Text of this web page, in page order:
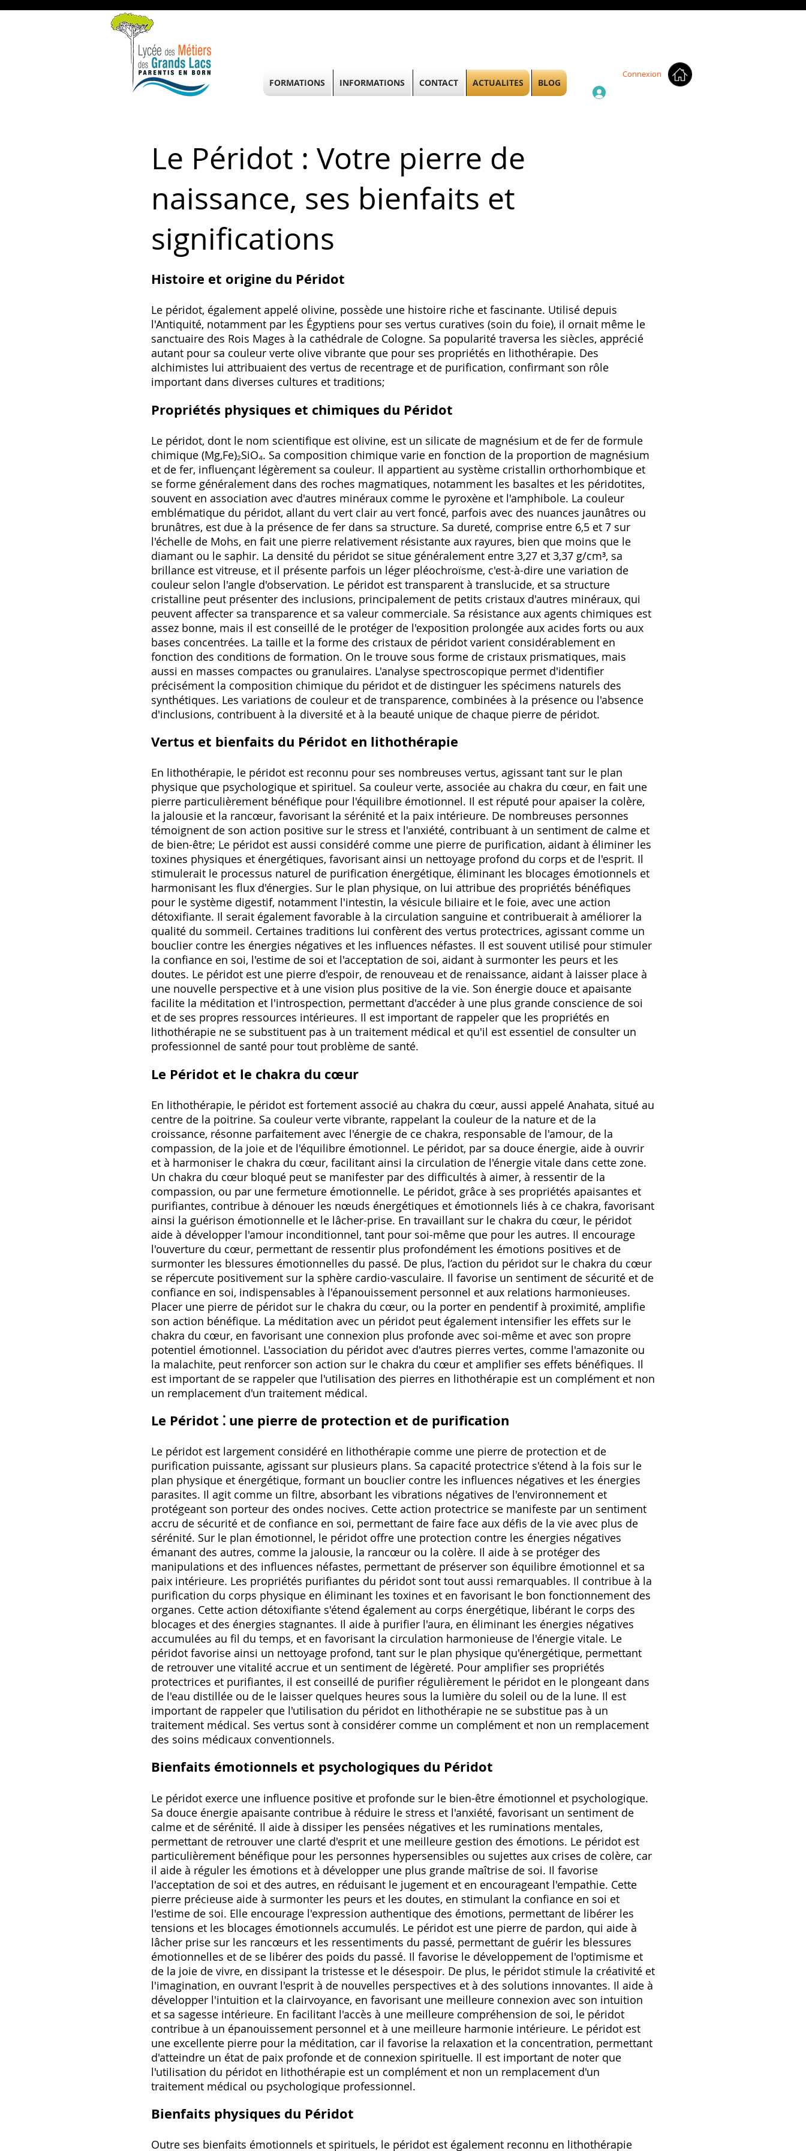
Connexion
Le Péridot : Votre pierre de
naissance, ses bienfaits et
significations
Histoire et origine du Péridot
Le péridot, également appelé olivine, possède une histoire riche et fascinante. Utilisé depuis
l'Antiquité, notamment par les Égyptiens pour ses vertus curatives (soin du foie), il ornait même le
sanctuaire des Rois Mages à la cathédrale de Cologne. Sa popularité traversa les siècles, apprécié
autant pour sa couleur verte olive vibrante que pour ses propriétés en lithothérapie. Des
alchimistes lui attribuaient des vertus de recentrage et de purification, confirmant son rôle
important dans diverses cultures et traditions;
Propriétés physiques et chimiques du Péridot
Le péridot, dont le nom scientifique est olivine, est un silicate de magnésium et de fer de formule
chimique (Mg,Fe)₂SiO₄. Sa composition chimique varie en fonction de la proportion de magnésium
et de fer, influençant légèrement sa couleur. Il appartient au système cristallin orthorhombique et
se forme généralement dans des roches magmatiques, notamment les basaltes et les péridotites,
souvent en association avec d'autres minéraux comme le pyroxène et l'amphibole. La couleur
emblématique du péridot, allant du vert clair au vert foncé, parfois avec des nuances jaunâtres ou
brunâtres, est due à la présence de fer dans sa structure. Sa dureté, comprise entre 6,5 et 7 sur
l'échelle de Mohs, en fait une pierre relativement résistante aux rayures, bien que moins que le
diamant ou le saphir. La densité du péridot se situe généralement entre 3,27 et 3,37 g/cm³, sa
brillance est vitreuse, et il présente parfois un léger pléochroïsme, c'est-à-dire une variation de
couleur selon l'angle d'observation. Le péridot est transparent à translucide, et sa structure
cristalline peut présenter des inclusions, principalement de petits cristaux d'autres minéraux, qui
peuvent affecter sa transparence et sa valeur commerciale. Sa résistance aux agents chimiques est
assez bonne, mais il est conseillé de le protéger de l'exposition prolongée aux acides forts ou aux
bases concentrées. La taille et la forme des cristaux de péridot varient considérablement en
fonction des conditions de formation. On le trouve sous forme de cristaux prismatiques, mais
aussi en masses compactes ou granulaires. L'analyse spectroscopique permet d'identifier
précisément la composition chimique du péridot et de distinguer les spécimens naturels des
synthétiques. Les variations de couleur et de transparence, combinées à la présence ou l'absence
d'inclusions, contribuent à la diversité et à la beauté unique de chaque pierre de péridot.
Vertus et bienfaits du Péridot en lithothérapie
En lithothérapie, le péridot est reconnu pour ses nombreuses vertus, agissant tant sur le plan
physique que psychologique et spirituel. Sa couleur verte, associée au chakra du cœur, en fait une
pierre particulièrement bénéfique pour l'équilibre émotionnel. Il est réputé pour apaiser la colère,
la jalousie et la rancœur, favorisant la sérénité et la paix intérieure. De nombreuses personnes
témoignent de son action positive sur le stress et l'anxiété, contribuant à un sentiment de calme et
de bien-être; Le péridot est aussi considéré comme une pierre de purification, aidant à éliminer les
toxines physiques et énergétiques, favorisant ainsi un nettoyage profond du corps et de l'esprit. Il
stimulerait le processus naturel de purification énergétique, éliminant les blocages émotionnels et
harmonisant les flux d'énergies. Sur le plan physique, on lui attribue des propriétés bénéfiques
pour le système digestif, notamment l'intestin, la vésicule biliaire et le foie, avec une action
détoxifiante. Il serait également favorable à la circulation sanguine et contribuerait à améliorer la
qualité du sommeil. Certaines traditions lui confèrent des vertus protectrices, agissant comme un
bouclier contre les énergies négatives et les influences néfastes. Il est souvent utilisé pour stimuler
la confiance en soi, l'estime de soi et l'acceptation de soi, aidant à surmonter les peurs et les
doutes. Le péridot est une pierre d'espoir, de renouveau et de renaissance, aidant à laisser place à
une nouvelle perspective et à une vision plus positive de la vie. Son énergie douce et apaisante
facilite la méditation et l'introspection, permettant d'accéder à une plus grande conscience de soi
et de ses propres ressources intérieures. Il est important de rappeler que les propriétés en
lithothérapie ne se substituent pas à un traitement médical et qu'il est essentiel de consulter un
professionnel de santé pour tout problème de santé.
Le Péridot et le chakra du cœur
En lithothérapie, le péridot est fortement associé au chakra du cœur, aussi appelé Anahata, situé au
centre de la poitrine. Sa couleur verte vibrante, rappelant la couleur de la nature et de la
croissance, résonne parfaitement avec l'énergie de ce chakra, responsable de l'amour, de la
compassion, de la joie et de l'équilibre émotionnel. Le péridot, par sa douce énergie, aide à ouvrir
et à harmoniser le chakra du cœur, facilitant ainsi la circulation de l'énergie vitale dans cette zone.
Un chakra du cœur bloqué peut se manifester par des difficultés à aimer, à ressentir de la
compassion, ou par une fermeture émotionnelle. Le péridot, grâce à ses propriétés apaisantes et
purifiantes, contribue à dénouer les nœuds énergétiques et émotionnels liés à ce chakra, favorisant
ainsi la guérison émotionnelle et le lâcher-prise. En travaillant sur le chakra du cœur, le péridot
aide à développer l'amour inconditionnel, tant pour soi-même que pour les autres. Il encourage
l'ouverture du cœur, permettant de ressentir plus profondément les émotions positives et de
surmonter les blessures émotionnelles du passé. De plus, l’action du péridot sur le chakra du cœur
se répercute positivement sur la sphère cardio-vasculaire. Il favorise un sentiment de sécurité et de
confiance en soi, indispensables à l'épanouissement personnel et aux relations harmonieuses.
Placer une pierre de péridot sur le chakra du cœur, ou la porter en pendentif à proximité, amplifie
son action bénéfique. La méditation avec un péridot peut également intensifier les effets sur le
chakra du cœur, en favorisant une connexion plus profonde avec soi-même et avec son propre
potentiel émotionnel. L'association du péridot avec d'autres pierres vertes, comme l'amazonite ou
la malachite, peut renforcer son action sur le chakra du cœur et amplifier ses effets bénéfiques. Il
est important de se rappeler que l'utilisation des pierres en lithothérapie est un complément et non
un remplacement d'un traitement médical.
Le Péridot ⁚ une pierre de protection et de purification
Le péridot est largement considéré en lithothérapie comme une pierre de protection et de
purification puissante, agissant sur plusieurs plans. Sa capacité protectrice s'étend à la fois sur le
plan physique et énergétique, formant un bouclier contre les influences négatives et les énergies
parasites. Il agit comme un filtre, absorbant les vibrations négatives de l'environnement et
protégeant son porteur des ondes nocives. Cette action protectrice se manifeste par un sentiment
accru de sécurité et de confiance en soi, permettant de faire face aux défis de la vie avec plus de
sérénité. Sur le plan émotionnel, le péridot offre une protection contre les énergies négatives
émanant des autres, comme la jalousie, la rancœur ou la colère. Il aide à se protéger des
manipulations et des influences néfastes, permettant de préserver son équilibre émotionnel et sa
paix intérieure. Les propriétés purifiantes du péridot sont tout aussi remarquables. Il contribue à la
purification du corps physique en éliminant les toxines et en favorisant le bon fonctionnement des
organes. Cette action détoxifiante s'étend également au corps énergétique, libérant le corps des
blocages et des énergies stagnantes. Il aide à purifier l'aura, en éliminant les énergies négatives
accumulées au fil du temps, et en favorisant la circulation harmonieuse de l'énergie vitale. Le
péridot favorise ainsi un nettoyage profond, tant sur le plan physique qu'énergétique, permettant
de retrouver une vitalité accrue et un sentiment de légèreté. Pour amplifier ses propriétés
protectrices et purifiantes, il est conseillé de purifier régulièrement le péridot en le plongeant dans
de l'eau distillée ou de le laisser quelques heures sous la lumière du soleil ou de la lune. Il est
important de rappeler que l'utilisation du péridot en lithothérapie ne se substitue pas à un
traitement médical. Ses vertus sont à considérer comme un complément et non un remplacement
des soins médicaux conventionnels.
Bienfaits émotionnels et psychologiques du Péridot
Le péridot exerce une influence positive et profonde sur le bien-être émotionnel et psychologique.
Sa douce énergie apaisante contribue à réduire le stress et l'anxiété, favorisant un sentiment de
calme et de sérénité. Il aide à dissiper les pensées négatives et les ruminations mentales,
permettant de retrouver une clarté d'esprit et une meilleure gestion des émotions. Le péridot est
particulièrement bénéfique pour les personnes hypersensibles ou sujettes aux crises de colère, car
il aide à réguler les émotions et à développer une plus grande maîtrise de soi. Il favorise
l'acceptation de soi et des autres, en réduisant le jugement et en encourageant l'empathie. Cette
pierre précieuse aide à surmonter les peurs et les doutes, en stimulant la confiance en soi et
l'estime de soi. Elle encourage l'expression authentique des émotions, permettant de libérer les
tensions et les blocages émotionnels accumulés. Le péridot est une pierre de pardon, qui aide à
lâcher prise sur les rancœurs et les ressentiments du passé, permettant de guérir les blessures
émotionnelles et de se libérer des poids du passé. Il favorise le développement de l'optimisme et
de la joie de vivre, en dissipant la tristesse et le désespoir. De plus, le péridot stimule la créativité et
l'imagination, en ouvrant l'esprit à de nouvelles perspectives et à des solutions innovantes. Il aide à
développer l'intuition et la clairvoyance, en favorisant une meilleure connexion avec son intuition
et sa sagesse intérieure. En facilitant l'accès à une meilleure compréhension de soi, le péridot
contribue à un épanouissement personnel et à une meilleure harmonie intérieure. Le péridot est
une excellente pierre pour la méditation, car il favorise la relaxation et la concentration, permettant
d'atteindre un état de paix profonde et de connexion spirituelle. Il est important de noter que
l'utilisation du péridot en lithothérapie est un complément et non un remplacement d'un
traitement médical ou psychologique professionnel.
Bienfaits physiques du Péridot
Outre ses bienfaits émotionnels et spirituels, le péridot est également reconnu en lithothérapie
FORMATIONS INFORMATIONS CONTACT ACTUALITES BLOG